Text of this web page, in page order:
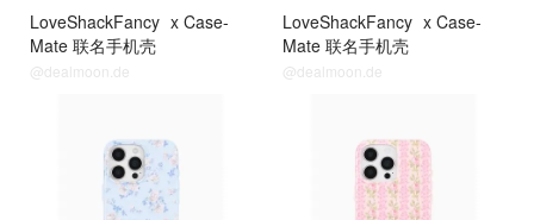
LoveShackFancy x Case-
Mate 联名手机壳
@dealmoon.de
LoveShackFancy x Case-
Mate 联名手机壳
@dealmoon.de